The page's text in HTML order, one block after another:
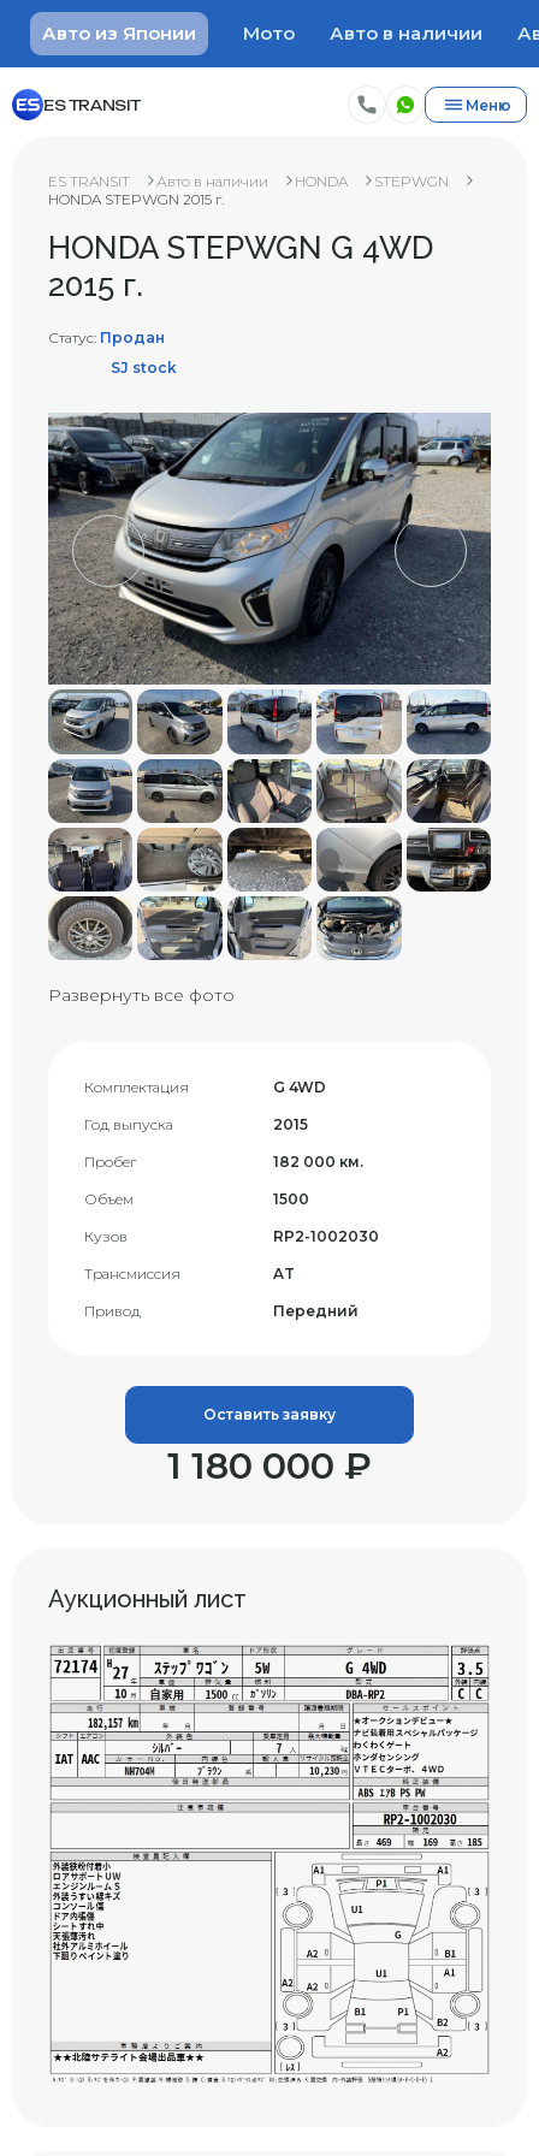
Авто из Японии Мото Авто в наличии
ES TRANSIT Меню
ES TRANSIT Авто в наличии HONDA
STEPWGN
HONDA STEPWGN 2015 г.
HONDA STEPWGN G 4WD
2015 г.
Статус: Продан
SJ stock
Развернуть все фото
Комплектация G 4WD
Год выпуска 2015
Пробег 182 000 км.
Объем 1500
Кузов RP2-1002030
Трансмиссия AT
Привод Передний
Оставить заявку
1 180 000 ₽
Аукционный лист